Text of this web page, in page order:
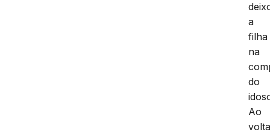
a
filha
na
do
Ao